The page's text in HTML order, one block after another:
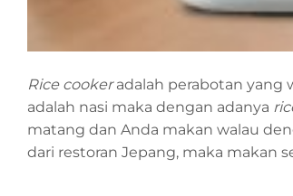
Rice cookeradalah perabotan yang
adalah nasi maka dengan adanya
matang dan Anda makan walau
dari restoran Jepang, maka makan